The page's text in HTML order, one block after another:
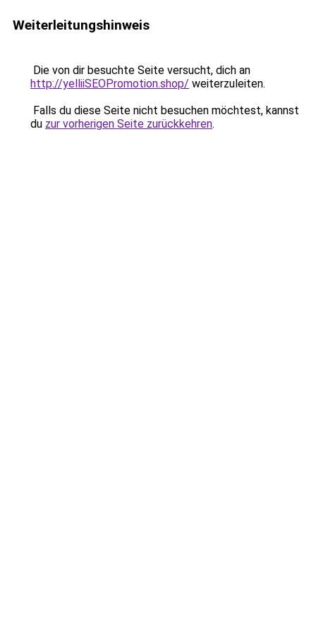
Weiterleitungshinweis
Die von dir besuchte Seite versucht, dich an
http://yelliiSEOPromotion.shop/ weiterzuleiten.
Falls du diese Seite nicht besuchen möchtest, kannst
du zur vorherigen Seite zurückkehren.